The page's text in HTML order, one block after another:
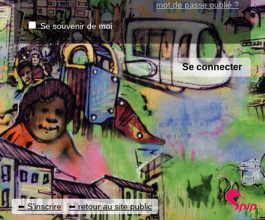
mot de passe oublié ?
Se souvenir de moi
S’inscrire | retour au site public